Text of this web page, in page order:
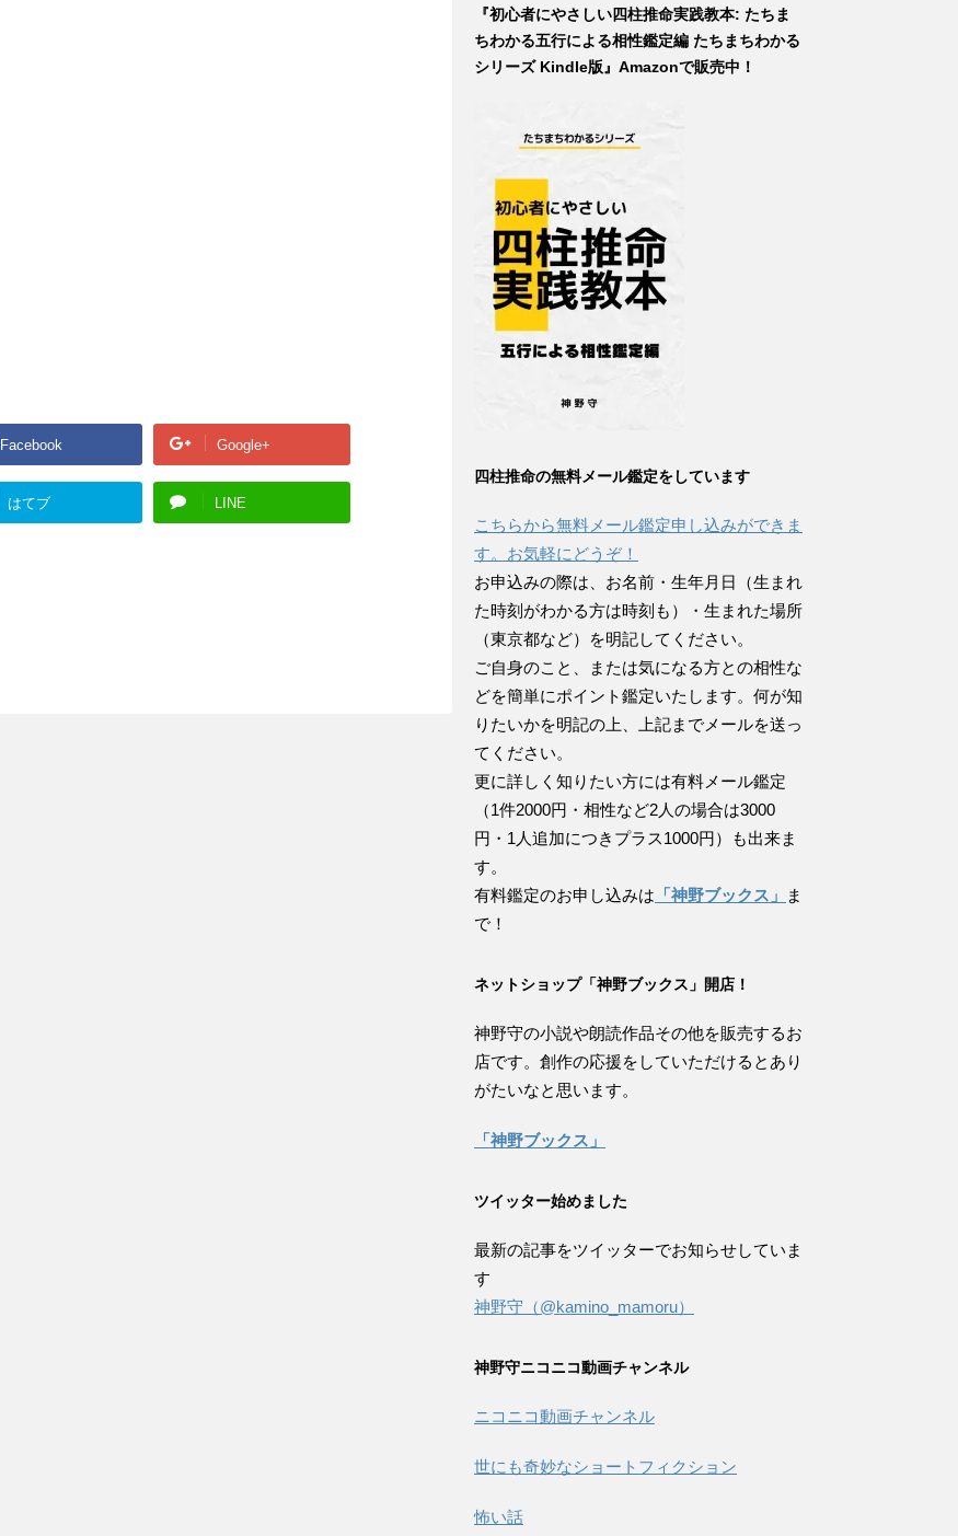
Facebook Google+
はてブ LINE
『初心者にやさしい四柱推命実践教本: たちま
ちわかる五行による相性鑑定編 たちまちわかる
シリーズ Kindle版』Amazonで販売中！
四柱推命の無料メール鑑定をしています
こちらから無料メール鑑定申し込みができま
す。お気軽にどうぞ！
お申込みの際は、お名前・生年月日（生まれ
た時刻がわかる方は時刻も）・生まれた場所
（東京都など）を明記してください。
ご自身のこと、または気になる方との相性な
どを簡単にポイント鑑定いたします。何が知
りたいかを明記の上、上記までメールを送っ
てください。
更に詳しく知りたい方には有料メール鑑定
（1件2000円・相性など2人の場合は3000
円・1人追加につきプラス1000円）も出来ま
す。
有料鑑定のお申し込みは 「神野ブックス」
ま
で！
ネットショップ「神野ブックス」開店！
神野守の小説や朗読作品その他を販売するお
店です。創作の応援をしていただけるとあり
がたいなと思います。
「神野ブックス」
ツイッター始めました
最新の記事をツイッターでお知らせしていま
す
神野守（@kamino_mamoru）
神野守ニコニコ動画チャンネル
ニコニコ動画チャンネル
世にも奇妙なショートフィクション
怖い話